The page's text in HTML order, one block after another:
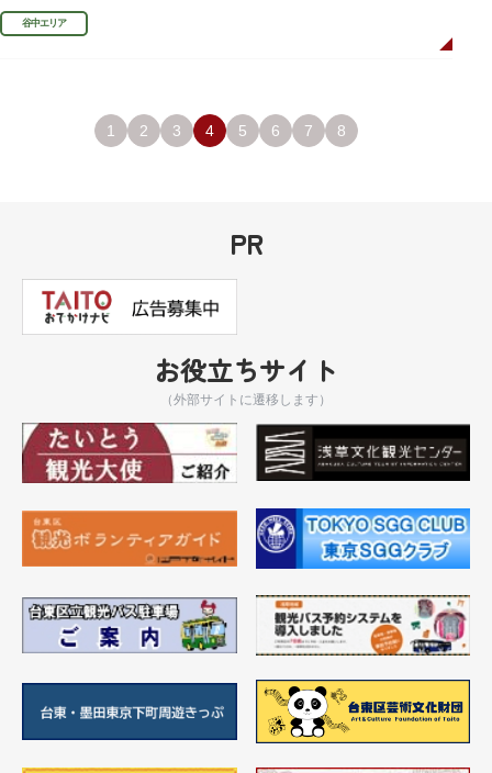
利、宣伝用ポスターなどの資料を展示しています。
谷中エリア
1 2 3 4 5 6 7 8
PR
お役立ちサイト
（外部サイトに遷移します）